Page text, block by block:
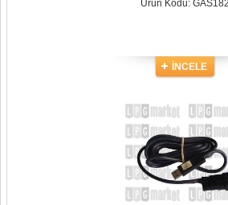
Ürün Kodu: GAS182
İNCELE